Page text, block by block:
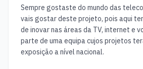
Sempre gostaste do mundo das
vais gostar deste projeto, pois aqui
de inovar nas áreas da TV, internet e
parte de uma equipa cujos projetos
exposição a nível nacional.